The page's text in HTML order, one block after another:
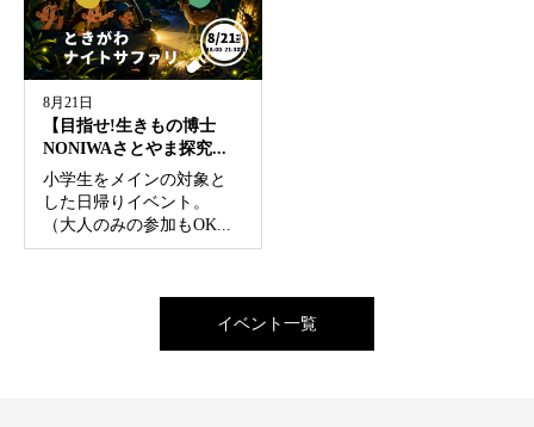
8月21日
【目指せ!生きもの博士
NONIWAさとやま探究...
小学生をメインの対象と
した日帰りイベント。
（大人のみの参加もOK...
イベント一覧